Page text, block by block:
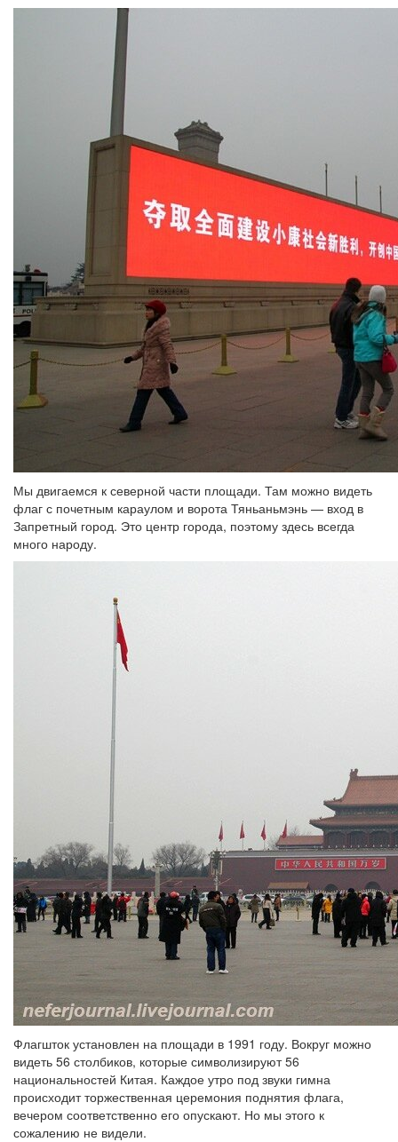
Мы двигаемся к северной части площади. Там можно видеть
флаг с почетным караулом и ворота Тяньаньмэнь — вход в
Запретный город. Это центр города, поэтому здесь всегда
много народу.
Флагшток установлен на площади в 1991 году. Вокруг можно
видеть 56 столбиков, которые символизируют 56
национальностей Китая. Каждое утро под звуки гимна
происходит торжественная церемония поднятия флага,
вечером соответственно его опускают. Но мы этого к
сожалению не видели.